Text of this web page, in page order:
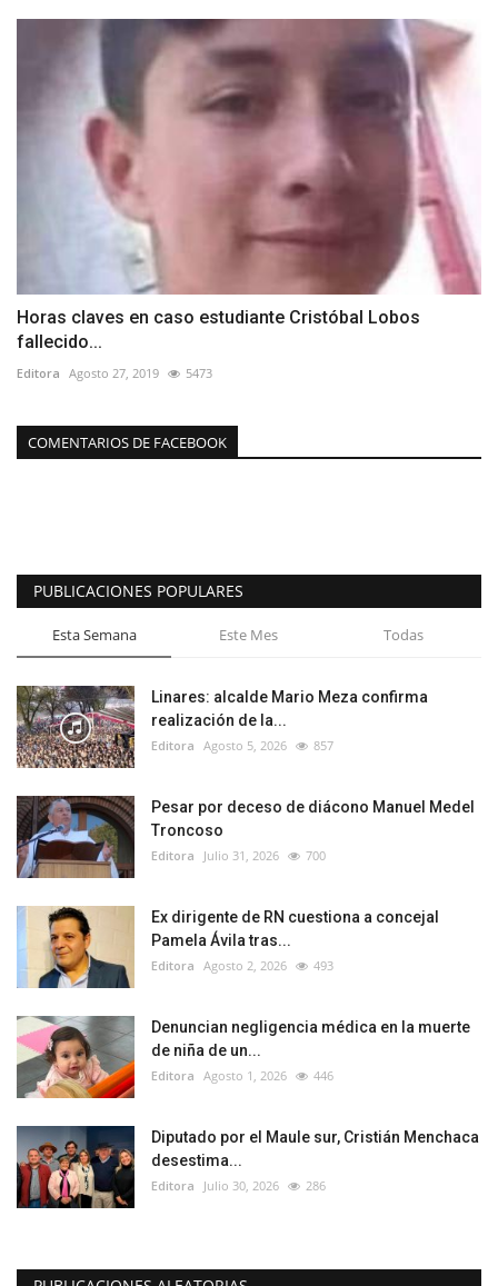
Horas claves en caso estudiante Cristóbal Lobos
fallecido...
Editora Agosto 27, 2019 5473
COMENTARIOS DE FACEBOOK
PUBLICACIONES POPULARES
Esta Semana Este Mes Todas
Linares: alcalde Mario Meza confirma
realización de la...
Editora Agosto 5, 2026 857
Pesar por deceso de diácono Manuel Medel
Troncoso
Editora Julio 31, 2026 700
Ex dirigente de RN cuestiona a concejal
Pamela Ávila tras...
Editora Agosto 2, 2026 493
Denuncian negligencia médica en la muerte
de niña de un...
Editora Agosto 1, 2026 446
Diputado por el Maule sur, Cristián Menchaca
desestima...
Editora Julio 30, 2026 286